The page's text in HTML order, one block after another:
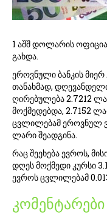
1 აშშ დოლარის
გახდა.
ეროვნული ბანკის მიერ
თანახმად,
ღირებულება 2.7212
მოქმედებდა, 2.7152
ცვლილებამ ეროვნულ
ლარი შეადგინა.
რაც შეეხება ევროს,
დღეს მოქმედი კურსი
ევროს ცვლილებამ
კომენტარები